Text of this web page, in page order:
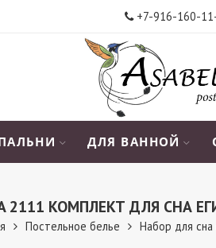
+7-916-160-
ДЛЯ ВАННОЙ
2111 КОМПЛЕКТ ДЛЯ СНА
Постельное белье Набор для